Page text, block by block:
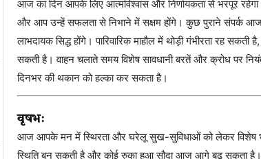
आज का दिन आपके लिए आत्मविश्वास और निर्णायकता से भरपूर
और आप उन्हें सफलता से निभाने में सक्षम होंगे। कुछ पुराने संपर्क
लाभदायक सिद्ध होंगे। पारिवारिक माहौल में थोड़ी गंभीरता रह सकती
सकती है। वाहन चलाते समय विशेष सावधानी बरतें और क्रोध पर
दिनभर की थकान को हल्का कर सकता है।
वृषभ:
आज आपके मन में स्थिरता और घरेलू सुख-सुविधाओं को लेकर विशेष
स्थिति बन सकती है और कोई रुका हुआ सौदा आज आगे बढ़ सकता है।